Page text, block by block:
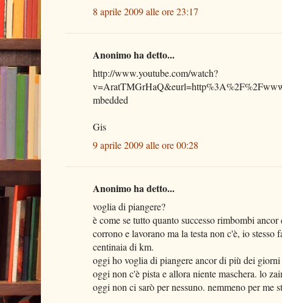
8 aprile 2009 alle ore 23:17
Anonimo ha detto...
http://www.youtube.com/watch?
mbedded
Gis
9 aprile 2009 alle ore 00:28
Anonimo ha detto...
voglia di piangere?
è come se tutto quanto successo rimbombi
corrono e lavorano ma la testa non c'è, io
centinaia di km.
oggi ho voglia di piangere ancor di più dei giorni
oggi non c'è pista e allora niente maschera. lo
oggi non ci sarò per nessuno. nemmeno per me